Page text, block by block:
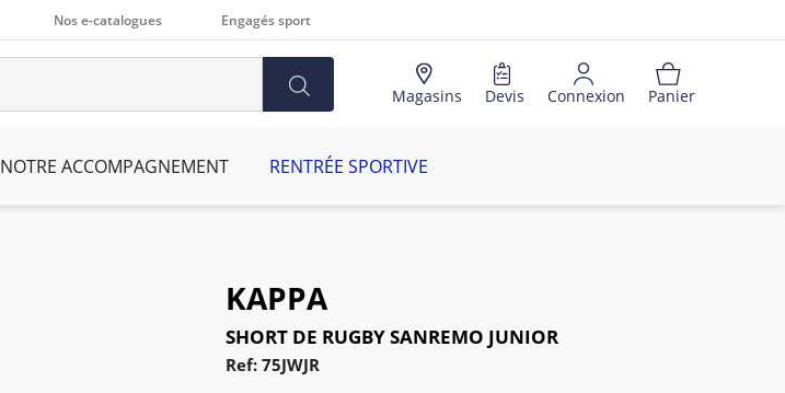
Nos e-catalogues Engagés sport
Magasins Devis Connexion Panier
NOTRE ACCOMPAGNEMENT RENTRÉE SPORTIVE
KAPPA
SHORT DE RUGBY SANREMO JUNIOR
Ref: 75JWJR